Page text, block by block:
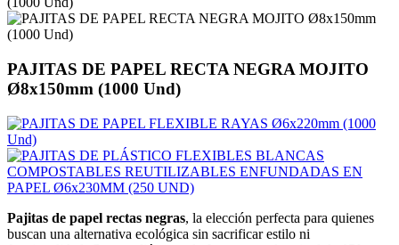
PAJITAS DE PAPEL RECTA NEGRA MOJITO
Ø8x150mm (1000 Und)
Pajitas de papel rectas negras, la elección perfecta para quienes
buscan una alternativa ecológica sin sacrificar estilo ni